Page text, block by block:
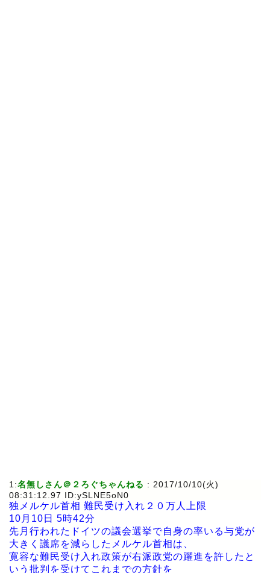
1:名無しさん＠２ろぐちゃんねる : 2017/10/10(火)
08:31:12.97 ID:ySLNE5oN0
独メルケル首相 難民受け入れ２０万人上限
10月10日 5時42分
先月行われたドイツの議会選挙で自身の率いる与党が
大きく議席を減らしたメルケル首相は、
寛容な難民受け入れ政策が右派政党の躍進を許したと
いう批判を受けてこれまでの方針を